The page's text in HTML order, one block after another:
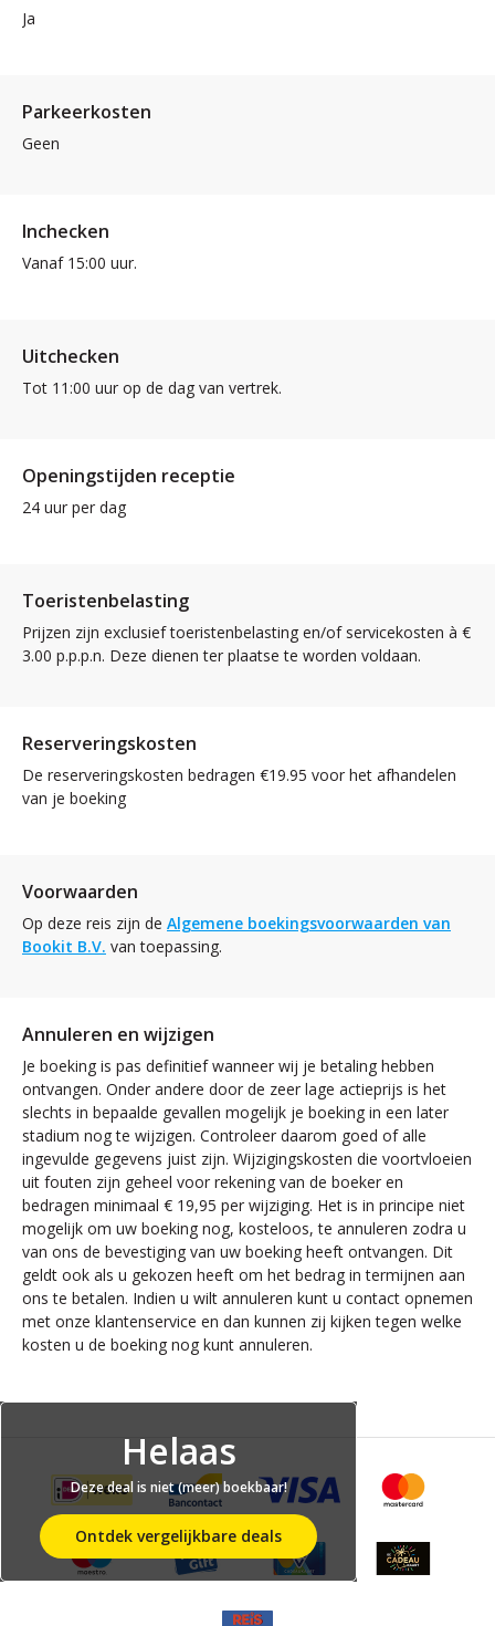
Ja
Parkeerkosten
Geen
Inchecken
Vanaf 15:00 uur.
Uitchecken
Tot 11:00 uur op de dag van vertrek.
Openingstijden receptie
24 uur per dag
Toeristenbelasting
Prijzen zijn exclusief toeristenbelasting en/of servicekosten à €
3.00 p.p.p.n. Deze dienen ter plaatse te worden voldaan.
Reserveringskosten
De reserveringskosten bedragen €19.95 voor het afhandelen
van je boeking
Voorwaarden
Op deze reis zijn de Algemene boekingsvoorwaarden van
Bookit B.V. van toepassing.
Annuleren en wijzigen
Je boeking is pas definitief wanneer wij je betaling hebben
ontvangen. Onder andere door de zeer lage actieprijs is het
slechts in bepaalde gevallen mogelijk je boeking in een later
stadium nog te wijzigen. Controleer daarom goed of alle
ingevulde gegevens juist zijn. Wijzigingskosten die voortvloeien
uit fouten zijn geheel voor rekening van de boeker en
bedragen minimaal € 19,95 per wijziging. Het is in principe niet
mogelijk om uw boeking nog, kosteloos, te annuleren zodra u
van ons de bevestiging van uw boeking heeft ontvangen. Dit
geldt ook als u gekozen heeft om het bedrag in termijnen aan
ons te betalen. Indien u wilt annuleren kunt u contact opnemen
met onze klantenservice en dan kunnen zij kijken tegen welke
kosten u de boeking nog kunt annuleren.
Helaas
Deze deal is niet (meer) boekbaar!
Ontdek vergelijkbare deals